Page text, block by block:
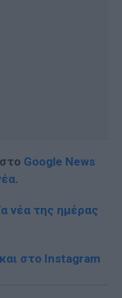
Google News
.
νέα της ημέρας
στο Instagram